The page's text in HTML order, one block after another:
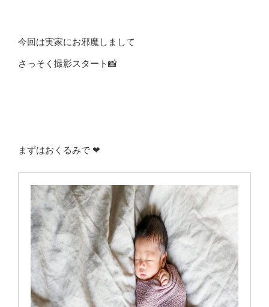
今回は実家にお邪魔しまして
さっそく撮影スタート📸
まずはおくるみで ❤︎